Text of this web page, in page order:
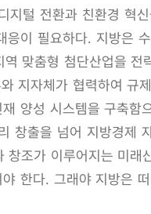
털 전환과 친환경 혁신
이 필요하다. 지방은
맞춤형 첨단산업을 전
지자체가 협력하여 규
양성 시스템을 구축함
창출을 넘어 지방경제
조가 이루어지는 미래
한다. 그래야 지방은